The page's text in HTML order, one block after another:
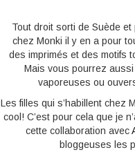
Tout droit sorti de Suède
chez Monki il y en a pour
des imprimés et des motifs
Mais vous pourrez
vaporeuses ou
Les filles qui s’habillent chez
cool! C’est pour cela que je
cette collaboration avec
bloggeuses les